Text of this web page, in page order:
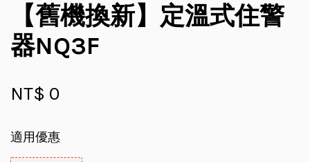
【舊機換新】定溫式住警
器NQ3F
NT$ 0
適用優惠